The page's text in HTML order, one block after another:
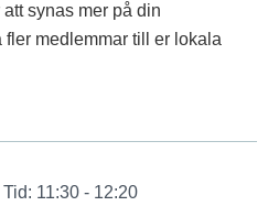
synas mer på din
medlemmar till er lokala
Tid: 11:30 - 12:20